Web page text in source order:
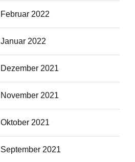
Februar 2022
Januar 2022
Dezember 2021
November 2021
Oktober 2021
September 2021